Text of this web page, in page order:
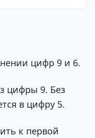
цифр 9 и 6.
цифры 9. Без
в цифру 5.
к первой